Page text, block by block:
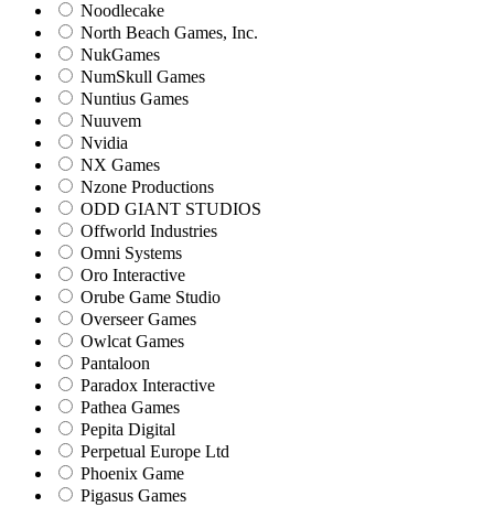
Noodlecake
North Beach Games, Inc.
NukGames
NumSkull Games
Nuntius Games
Nuuvem
Nvidia
NX Games
Nzone Productions
ODD GIANT STUDIOS
Offworld Industries
Omni Systems
Oro Interactive
Orube Game Studio
Overseer Games
Owlcat Games
Pantaloon
Paradox Interactive
Pathea Games
Pepita Digital
Perpetual Europe Ltd
Phoenix Game
Pigasus Games